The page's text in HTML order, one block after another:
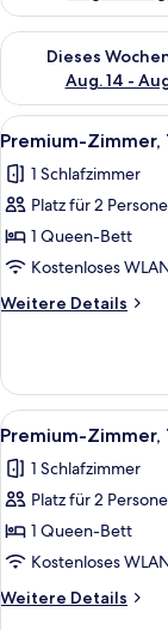
Dieses
Aug. 14 -
Überprüfe die
Alle
Fotos
für
Premium-
Zimmer,
1
Queen-
Bett
4
Premium-
1 Schlafzimmer
Platz für 2
1 Queen-Bett
Kostenloses
Weitere Details
Weitere
Zimmer,
Queen-
Alle
Fotos
für
Premium-
Zimmer,
1
Queen-
Bett,
6
Premium-
1 Schlafzimmer
Platz für 2
1 Queen-Bett
Kostenloses
Weitere Details
Weitere